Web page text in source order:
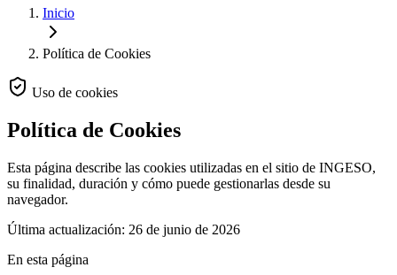
Inicio
Política de Cookies
Uso de cookies
Política de Cookies
Esta página describe las cookies utilizadas en el sitio de INGESO,
su finalidad, duración y cómo puede gestionarlas desde su
navegador.
Última actualización: 26 de junio de 2026
En esta página